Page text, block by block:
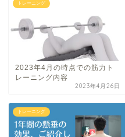
トレーニング
2023年4月の時点での筋力ト
レーニング内容
2023年4月26日
トレーニング